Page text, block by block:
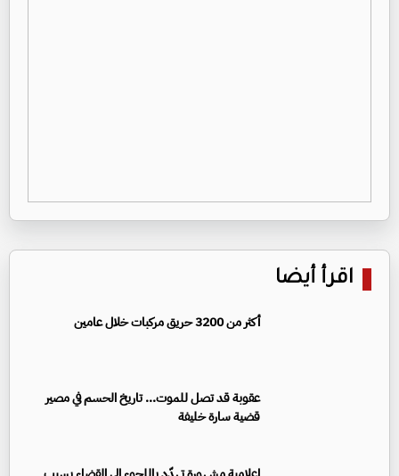
اقرأ أيضا
أكثر من 3200 حريق مركبات خلال عامين
عقوبة قد تصل للموت... تاريخ الحسم في مصير
قضية سارة خليفة